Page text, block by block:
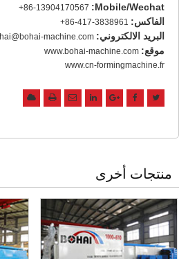
Mobile/Wechat:
+86-13904170567
الفاكس: +86-417-3838961
البريد الالكتروني: machine.com
موقع: www.bohai-machine.com
www.cn-formingmachine.fr
منتجات أخرى